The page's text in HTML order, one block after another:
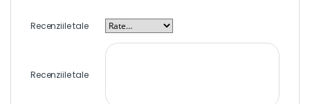
Recenziile tale
Recenziile tale